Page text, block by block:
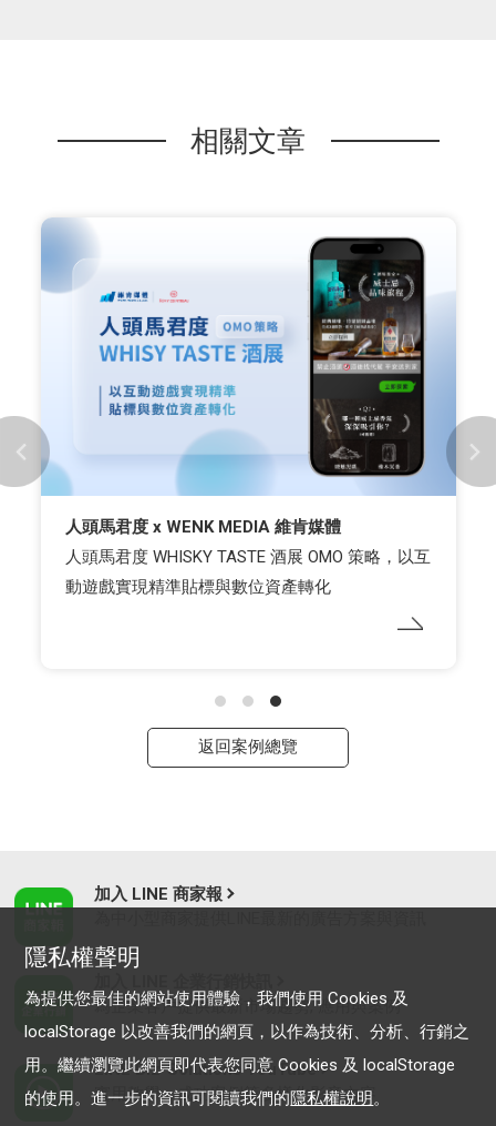
相關文章
人頭馬君度 x WENK MEDIA 維肯媒體
人頭馬君度 WHISKY TASTE 酒展 OMO 策略，以互
動遊戲實現精準貼標與數位資產轉化
返回案例總覽
加入 LINE 商家報
為企業客戶提供最新市場趨勢, 應用與案例
LINE Biz-Solutions YouTube
實用教學、成功案例等多樣化影音內容
隱私權聲明
為提供您最佳的網站使用體驗，我們使用 Cookies 及
localStorage 以改善我們的網頁，以作為技術、分析、行銷之
用。繼續瀏覽此網頁即代表您同意 Cookies 及 localStorage
的使用。進一步的資訊可閱讀我們的隱私權說明。